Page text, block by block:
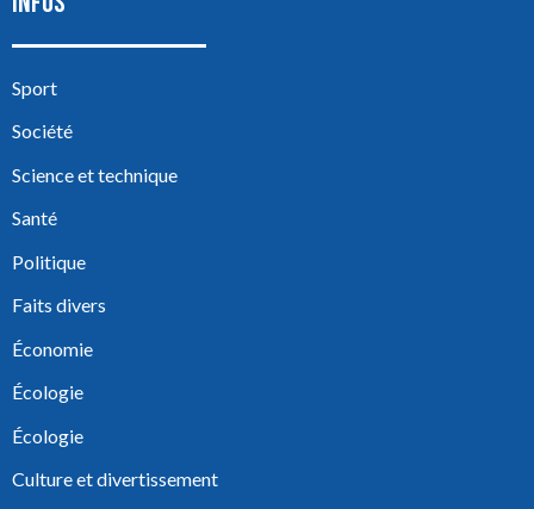
Sport
Société
Science et technique
Santé
Politique
Faits divers
Économie
Écologie
Écologie
Culture et divertissement